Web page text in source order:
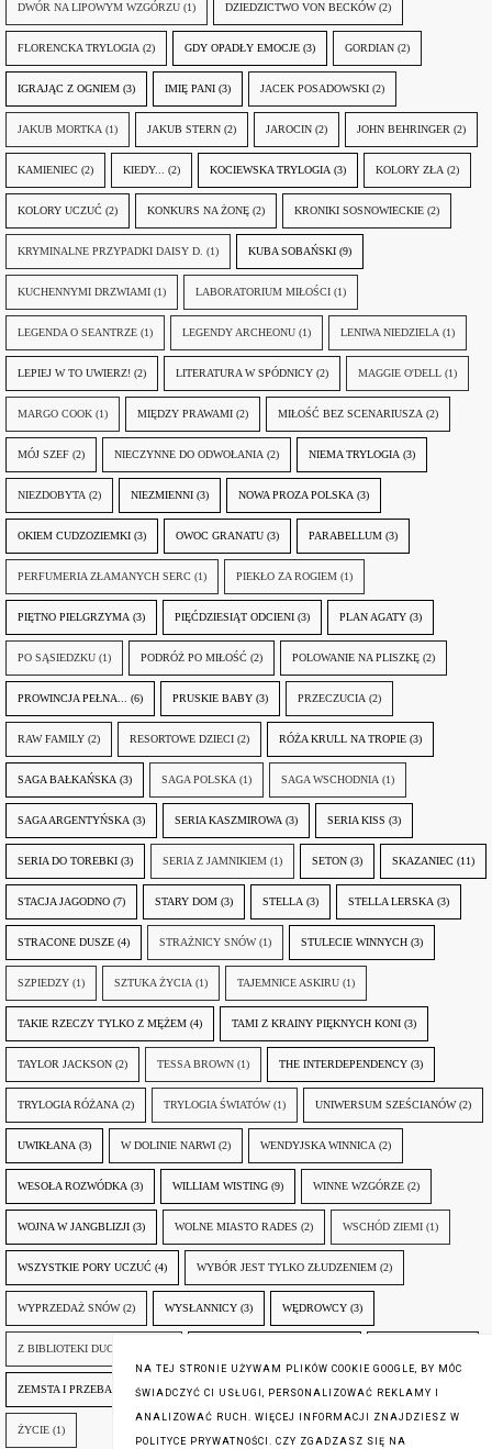
DWÓR NA LIPOWYM WZGÓRZU (1) DZIEDZICTWO VON BECKÓW (2)
FLORENCKA TRYLOGIA (2) GDY OPADŁY EMOCJE (3) GORDIAN (2)
IGRAJĄC Z OGNIEM (3) IMIĘ PANI (3) JACEK POSADOWSKI (2)
JAKUB MORTKA (1) JAKUB STERN (2) JAROCIN (2) JOHN BEHRINGER (2)
KAMIENIEC (2) KIEDY... (2) KOCIEWSKA TRYLOGIA (3) KOLORY ZŁA (2)
KOLORY UCZUĆ (2) KONKURS NA ŻONĘ (2) KRONIKI SOSNOWIECKIE (2)
KRYMINALNE PRZYPADKI DAISY D. (1) KUBA SOBAŃSKI (9)
KUCHENNYMI DRZWIAMI (1) LABORATORIUM MIŁOŚCI (1)
LEGENDA O SEANTRZE (1) LEGENDY ARCHEONU (1) LENIWA NIEDZIELA (1)
LEPIEJ W TO UWIERZ! (2) LITERATURA W SPÓDNICY (2) MAGGIE O'DELL (1)
MARGO COOK (1) MIĘDZY PRAWAMI (2) MIŁOŚĆ BEZ SCENARIUSZA (2)
MÓJ SZEF (2) NIECZYNNE DO ODWOŁANIA (2) NIEMA TRYLOGIA (3)
NIEZDOBYTA (2) NIEZMIENNI (3) NOWA PROZA POLSKA (3)
OKIEM CUDZOZIEMKI (3) OWOC GRANATU (3) PARABELLUM (3)
PERFUMERIA ZŁAMANYCH SERC (1) PIEKŁO ZA ROGIEM (1)
PIĘTNO PIELGRZYMA (3) PIĘĆDZIESIĄT ODCIENI (3) PLAN AGATY (3)
PO SĄSIEDZKU (1) PODRÓŻ PO MIŁOŚĆ (2) POLOWANIE NA PLISZKĘ (2)
PROWINCJA PEŁNA... (6) PRUSKIE BABY (3) PRZECZUCIA (2)
RAW FAMILY (2) RESORTOWE DZIECI (2) RÓŻA KRULL NA TROPIE (3)
SAGA BAŁKAŃSKA (3) SAGA POLSKA (1) SAGA WSCHODNIA (1)
SAGA ARGENTYŃSKA (3) SERIA KASZMIROWA (3) SERIA KISS (3)
SERIA DO TOREBKI (3) SERIA Z JAMNIKIEM (1) SETON (3) SKAZANIEC (11)
STACJA JAGODNO (7) STARY DOM (3) STELLA (3) STELLA LERSKA (3)
STRACONE DUSZE (4) STRAŻNICY SNÓW (1) STULECIE WINNYCH (3)
SZPIEDZY (1) SZTUKA ŻYCIA (1) TAJEMNICE ASKIRU (1)
TAKIE RZECZY TYLKO Z MĘŻEM (4) TAMI Z KRAINY PIĘKNYCH KONI (3)
TAYLOR JACKSON (2) TESSA BROWN (1) THE INTERDEPENDENCY (3)
TRYLOGIA RÓŻANA (2) TRYLOGIA ŚWIATÓW (1) UNIWERSUM SZEŚCIANÓW (2)
UWIKŁANA (3) W DOLINIE NARWI (2) WENDYJSKA WINNICA (2)
WESOŁA ROZWÓDKA (3) WILLIAM WISTING (9) WINNE WZGÓRZE (2)
WOJNA W JANGBLIZJI (3) WOLNE MIASTO RADES (2) WSCHÓD ZIEMI (1)
WSZYSTKIE PORY UCZUĆ (4) WYBÓR JEST TYLKO ZŁUDZENIEM (2)
WYPRZEDAŻ SNÓW (2) WYSŁANNICY (3) WĘDROWCY (3)
Z BIBLIOTEKI DUCHA GÓR
ZEMSTA I PRZEBACZENIE (6) ŚLADY ZBRODNI (3) ŻYCIA W ŻYCIU (3)
ŻYCIE (1)
NA TEJ STRONIE UŻYWAM PLIKÓW COOKIE GOOGLE, BY MÓC
ŚWIADCZYĆ CI USŁUGI, PERSONALIZOWAĆ REKLAMY I
ANALIZOWAĆ RUCH. WIĘCEJ INFORMACJI ZNAJDZIESZ W
POLITYCE PRYWATNOŚCI. CZY ZGADZASZ SIĘ NA